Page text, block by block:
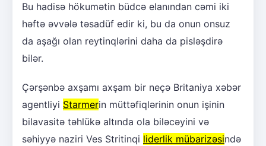
Bu hadisə hökumətin büdcə elanından cəmi iki
həftə əvvələ təsadüf edir ki, bu da onun onsuz
da aşağı olan reytinqlərini daha da pisləşdirə
bilər.
Çərşənbə axşamı axşam bir neçə Britaniya xəbər
agentliyi Starmerin müttəfiqlərinin onun işinin
bilavasitə təhlükə altında ola biləcəyini və
səhiyyə naziri Ves Stritinqi liderlik mübarizəsində